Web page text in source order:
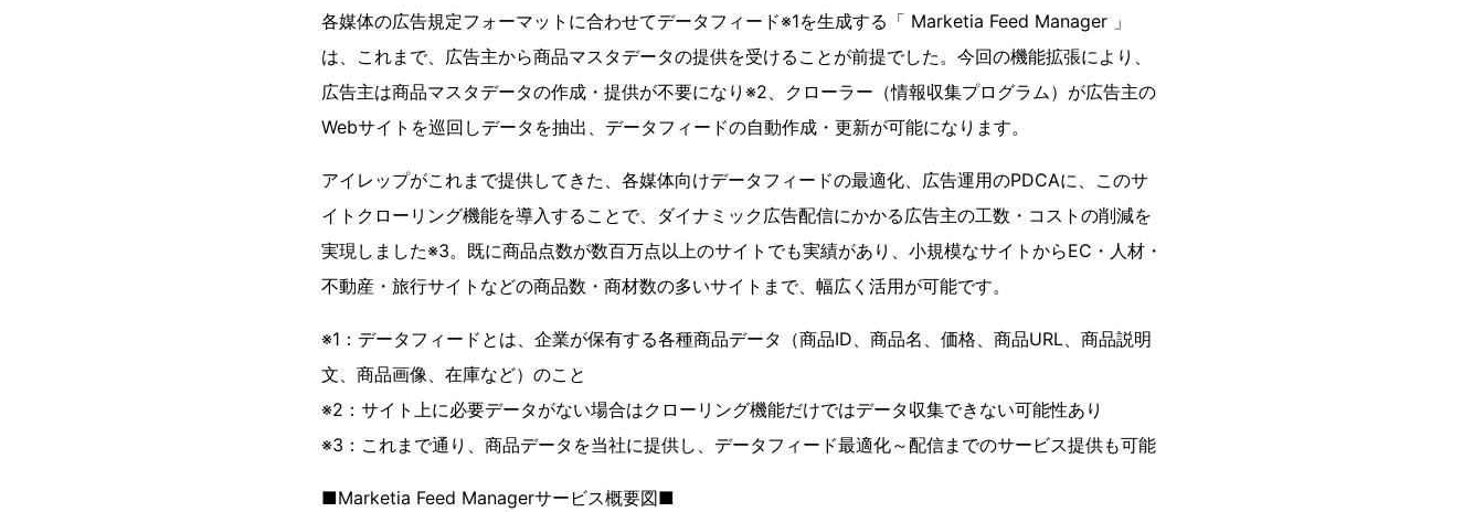
各媒体の広告規定フォーマットに合わせてデータフィード※1を生成する「 Marketia Feed Manager 」
は、これまで、広告主から商品マスタデータの提供を受けることが前提でした。今回の機能拡張により、
広告主は商品マスタデータの作成・提供が不要になり※2、クローラー（情報収集プログラム）が広告主の
Webサイトを巡回しデータを抽出、データフィードの自動作成・更新が可能になります。
アイレップがこれまで提供してきた、各媒体向けデータフィードの最適化、広告運用のPDCAに、このサ
イトクローリング機能を導入することで、ダイナミック広告配信にかかる広告主の工数・コストの削減を
実現しました※3。既に商品点数が数百万点以上のサイトでも実績があり、小規模なサイトからEC・人材・
不動産・旅行サイトなどの商品数・商材数の多いサイトまで、幅広く活用が可能です。
※1：データフィードとは、企業が保有する各種商品データ（商品ID、商品名、価格、商品URL、商品説明
文、商品画像、在庫など）のこと
※2：サイト上に必要データがない場合はクローリング機能だけではデータ収集できない可能性あり
※3：これまで通り、商品データを当社に提供し、データフィード最適化～配信までのサービス提供も可能
■Marketia Feed Managerサービス概要図■